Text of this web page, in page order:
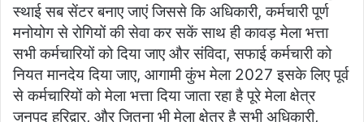
स्थाई सब सेंटर बनाए जाएं जिससे कि अधिकारी, कर्मचारी पूर्ण
मनोयोग से रोगियों की सेवा कर सकें साथ ही कावड़ मेला भत्ता
सभी कर्मचारियों को दिया जाए और संविदा, सफाई कर्मचारी को
नियत मानदेय दिया जाए, आगामी कुंभ मेला 2027 इसके लिए पूर्व
से कर्मचारियों को मेला भत्ता दिया जाता रहा है पूरे मेला क्षेत्र
जनपद हरिद्वार, और जितना भी मेला क्षेत्र है सभी अधिकारी,